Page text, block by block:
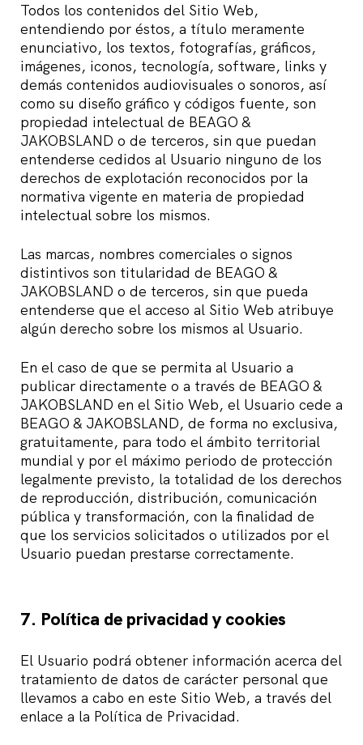
Todos los contenidos del Sitio Web,
entendiendo por éstos, a título meramente
enunciativo, los textos, fotografías, gráficos,
imágenes, iconos, tecnología, software, links y
demás contenidos audiovisuales o sonoros, así
como su diseño gráfico y códigos fuente, son
propiedad intelectual de BEAGO &
JAKOBSLAND o de terceros, sin que puedan
entenderse cedidos al Usuario ninguno de los
derechos de explotación reconocidos por la
normativa vigente en materia de propiedad
intelectual sobre los mismos.
Las marcas, nombres comerciales o signos
distintivos son titularidad de BEAGO &
JAKOBSLAND o de terceros, sin que pueda
entenderse que el acceso al Sitio Web atribuye
algún derecho sobre los mismos al Usuario.
En el caso de que se permita al Usuario a
publicar directamente o a través de BEAGO &
JAKOBSLAND en el Sitio Web, el Usuario cede a
BEAGO & JAKOBSLAND, de forma no exclusiva,
gratuitamente, para todo el ámbito territorial
mundial y por el máximo periodo de protección
legalmente previsto, la totalidad de los derechos
de reproducción, distribución, comunicación
pública y transformación, con la finalidad de
que los servicios solicitados o utilizados por el
Usuario puedan prestarse correctamente.
7. Política de privacidad y cookies
El Usuario podrá obtener información acerca del
tratamiento de datos de carácter personal que
llevamos a cabo en este Sitio Web, a través del
enlace a la Política de Privacidad.